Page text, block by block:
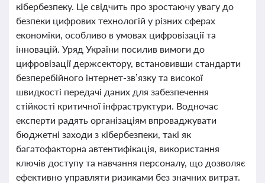
кібербезпеку. Це свідчить про зростаючу увагу до
безпеки цифрових технологій у різних сферах
економіки, особливо в умовах цифровізації та
інновацій. Уряд України посилив вимоги до
цифровізації держсектору, встановивши стандарти
безперебійного інтернет-зв’язку та високої
швидкості передачі даних для забезпечення
стійкості критичної інфраструктури. Водночас
експерти радять організаціям впроваджувати
бюджетні заходи з кібербезпеки, такі як
багатофакторна автентифікація, використання
ключів доступу та навчання персоналу, що дозволяє
ефективно управляти ризиками без значних витрат.